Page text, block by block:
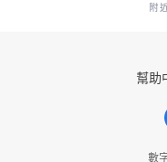
附
幫助
數